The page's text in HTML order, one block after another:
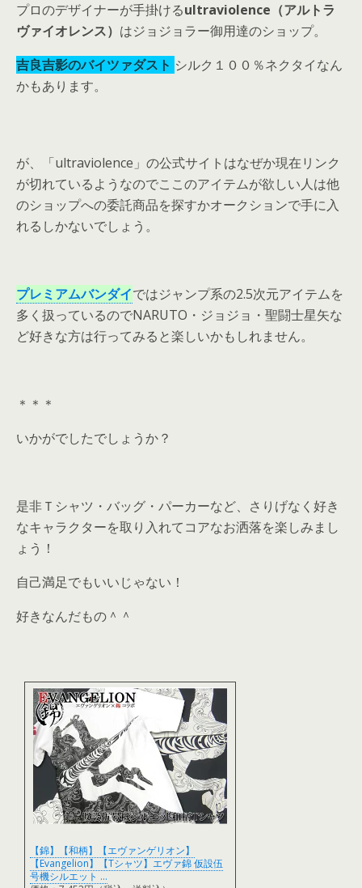
プロのデザイナーが手掛けるultraviolence（アルトラ
ヴァイオレンス） はジョジョラー御用達のショップ。
吉良吉影のバイツァダスト シルク１００％ネクタイなん
かもあります。
が、「ultraviolence」の公式サイトはなぜか現在リンク
が切れているようなのでここのアイテムが欲しい人は他
のショップへの委託商品を探すかオークションで手に入
れるしかないでしょう。
プレミアムバンダイではジャンプ系の2.5次元アイテムを
多く扱っているのでNARUTO・ジョジョ・聖闘士星矢な
ど好きな方は行ってみると楽しいかもしれません。
＊＊＊
いかがでしたでしょうか？
是非Ｔシャツ・バッグ・パーカーなど、さりげなく好き
なキャラクターを取り入れてコアなお洒落を楽しみまし
ょう！
自己満足でもいいじゃない！
好きなんだもの＾＾
【錦】【和柄】【エヴァンゲリオン】
【Evangelion】【Tシャツ】エヴァ錦 仮設伍
号機シルエット …